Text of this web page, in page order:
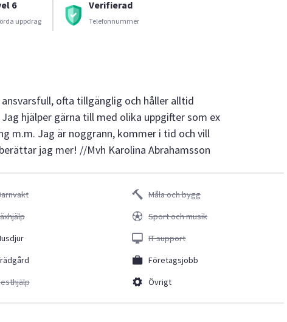
6
uppdrag
Verifierad
Telefonnummer
ofta tillgänglig och håller alltid
hjälper gärna till med olika uppgifter som ex
m.m. Jag är noggrann, kommer i tid och vill
jag mer! //Mvh Karolina Abrahamsson
Måla och bygg
Sport och musik
IT support
Företagsjobb
Övrigt